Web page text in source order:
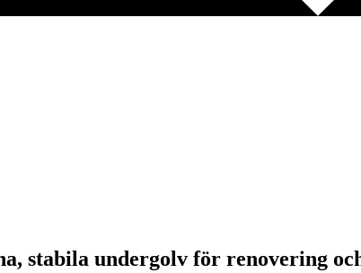
stabila undergolv för renovering